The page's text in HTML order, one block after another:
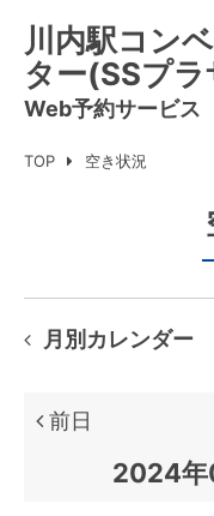
川内駅コン
ター(SSプ
Web予約サービス
TOP 空き状況
月別カレンダー
前日